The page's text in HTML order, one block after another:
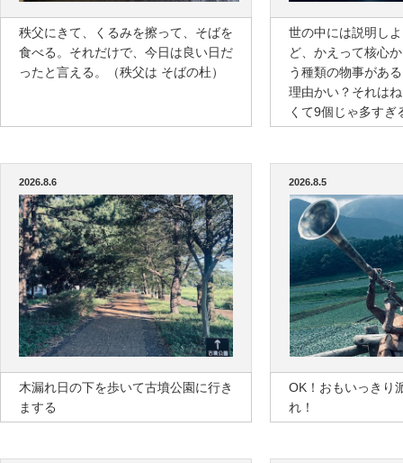
秩父にきて、くるみを擦って、そばを
食べる。それだけで、今日は良い日だ
ったと言える。（秩父は そばの杜）
世の中には説明し
ど、かえって核心
う種類の物事があ
理由かい？それは
くて9個じゃ多すぎ
2026.8.6
木漏れ日の下を歩いて古墳公園に行き
まする
2026.8.5
OK！おもいっきり
れ！